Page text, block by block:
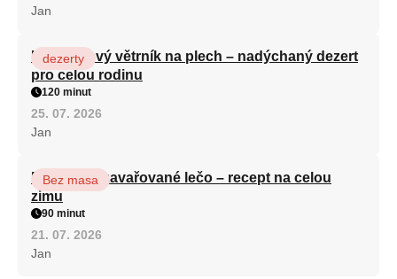
Jan
Karamelový větrník na plech – nadýchaný dezert
pro celou rodinu
dezerty
120 minut
25. 07. 2026
Jan
Babiččino zavařované lečo – recept na celou
zimu
Bez masa
90 minut
21. 07. 2026
Jan